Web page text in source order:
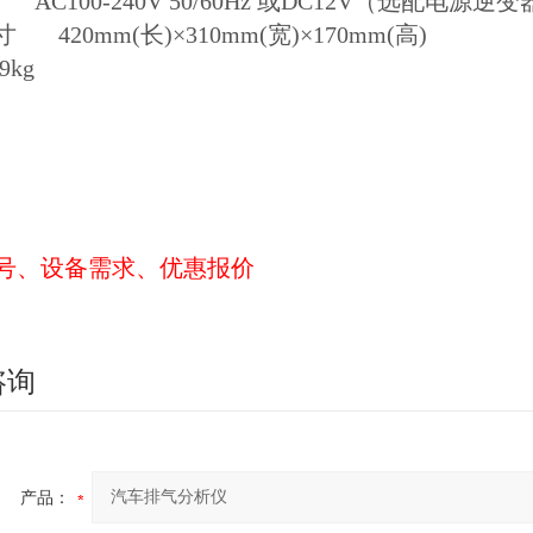
420mm(长)×310mm(宽)×170mm(高)
、设备需求、优惠报价
产品：